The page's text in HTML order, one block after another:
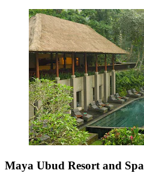
Maya Ubud Resort and Spa